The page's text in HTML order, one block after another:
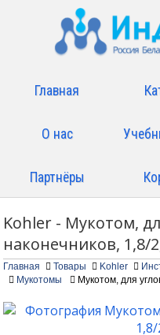
Главная
О нас
Партнёры
Kohler - Мукотом,
наконечников, 1,8/
Главная Товары Kohler
Мукотомы
Мукотом, для